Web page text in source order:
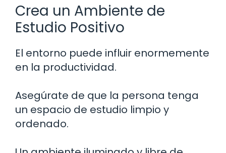
Crea un Ambiente de
Estudio Positivo
El entorno puede influir enormemente
en la productividad.
Asegúrate de que la persona tenga
un espacio de estudio limpio y
ordenado.